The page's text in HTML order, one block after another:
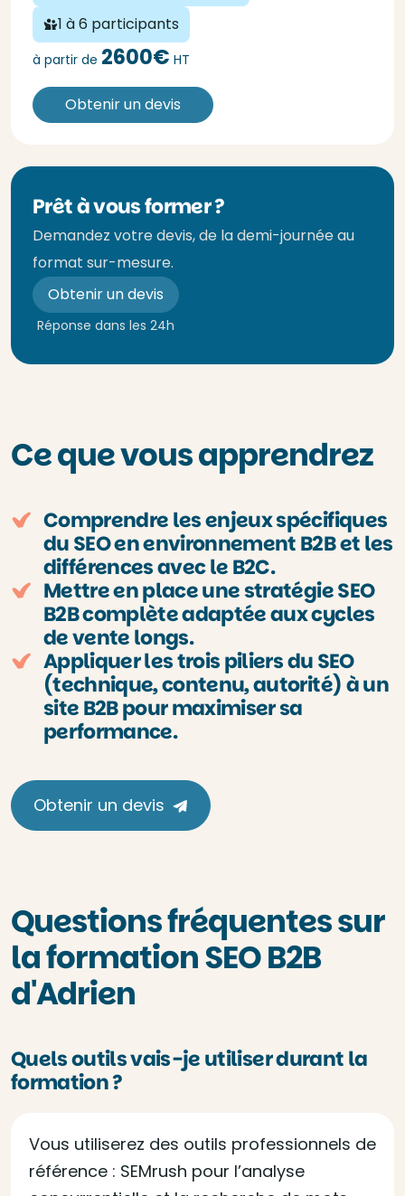
1 à 6 participants
à partir de 2600€ HT
Obtenir un devis
Prêt à vous former ?
Demandez votre devis, de la demi-journée au
format sur-mesure.
Obtenir un devis
Réponse dans les 24h
Ce que vous apprendrez
Comprendre les enjeux spécifiques
du SEO en environnement B2B et les
différences avec le B2C.
Mettre en place une stratégie SEO
B2B complète adaptée aux cycles
de vente longs.
Appliquer les trois piliers du SEO
(technique, contenu, autorité) à un
site B2B pour maximiser sa
performance.
Obtenir un devis
Questions fréquentes sur
la formation SEO B2B
d'Adrien
Quels outils vais-je utiliser durant la
formation ?
Vous utiliserez des outils professionnels de
référence : SEMrush pour l’analyse